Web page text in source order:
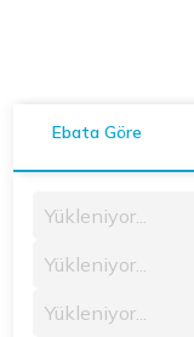
Ebata Göre
Yükleniyor...
Yükleniyor...
Yükleniyor...